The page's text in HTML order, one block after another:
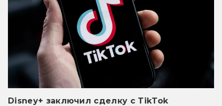
Disney+ заключил сделку с TikTok